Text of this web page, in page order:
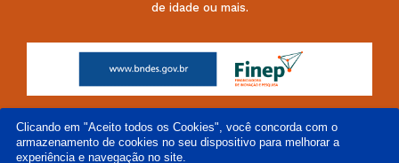
de idade ou mais.
Clicando em "Aceito todos os Cookies", você concorda com o
armazenamento de cookies no seu dispositivo para melhorar a
experiência e navegação no site.